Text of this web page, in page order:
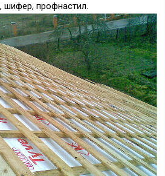
шифер, профнастил.